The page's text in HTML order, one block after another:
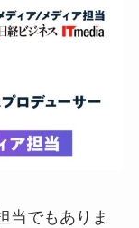
当でもありま